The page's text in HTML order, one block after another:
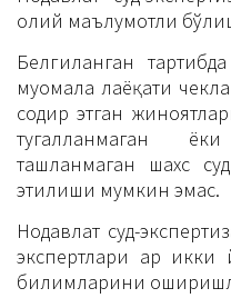
олий маълумотли
Белгиланган
муомала лаёқати
содир этган
тугалланмаган
ташланмаган шахс
этилиши мумкин эмас.
Нодавлат суд-
экспертлари ҳар икки
билимларини